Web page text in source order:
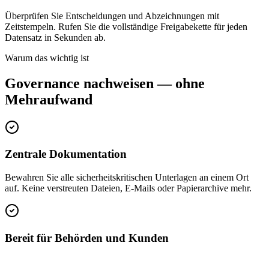
Überprüfen Sie Entscheidungen und Abzeichnungen mit
Zeitstempeln. Rufen Sie die vollständige Freigabekette für jeden
Datensatz in Sekunden ab.
Warum das wichtig ist
Governance nachweisen — ohne
Mehraufwand
Zentrale Dokumentation
Bewahren Sie alle sicherheitskritischen Unterlagen an einem Ort
auf. Keine verstreuten Dateien, E-Mails oder Papierarchive mehr.
Bereit für Behörden und Kunden